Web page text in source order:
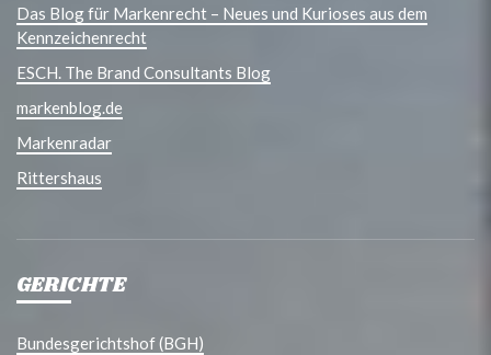
Das Blog für Markenrecht – Neues und Kurioses aus dem
Kennzeichenrecht
ESCH. The Brand Consultants Blog
markenblog.de
Markenradar
Rittershaus
GERICHTE
Bundesgerichtshof (BGH)